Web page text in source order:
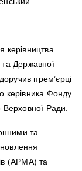
керівництва
та Державної
прем’єрці
керівника Фонду
Ради.
та
(АРМА) та